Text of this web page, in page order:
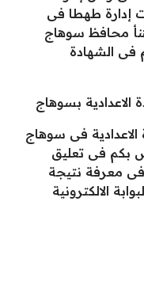
نجاح 87% وجاءت إدارة طهطا فى
بنسبة نجاح 59%، وهنأ محافظ سوهاج
فى الشهادة
بسوهاج
فى سوهاج
بكم فى تعليق
معرفة نتيجة
الالكترونية